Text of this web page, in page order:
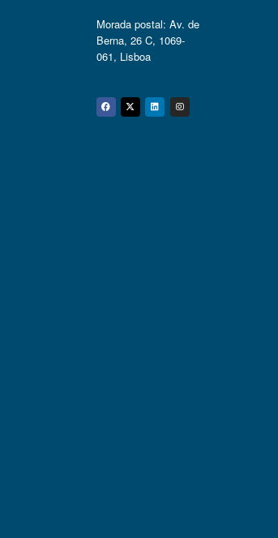
Morada postal: Av. de
Berna, 26 C, 1069-
061, Lisboa
Facebook
Twitter
Linkedin
Instagram